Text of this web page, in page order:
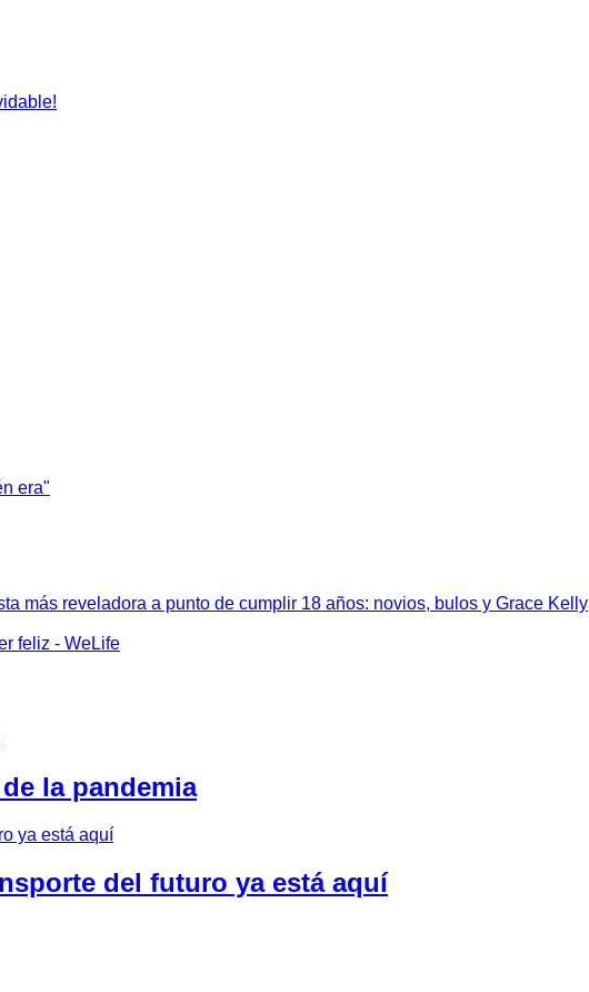
era"
más reveladora a punto de cumplir 18 años: novios, bulos y Grace Kelly
feliz - WeLife
la pandemia
del futuro ya está aquí